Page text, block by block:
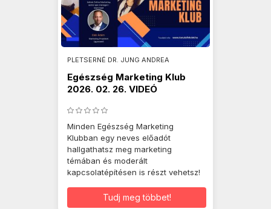
PLETSERNÉ DR. JUNG ANDREA
Egészség Marketing Klub
2026. 02. 26. VIDEÓ
Minden Egészség Marketing
Klubban egy neves előadót
hallgathatsz meg marketing
témában és moderált
kapcsolatépítésen is részt vehetsz!
Tudj meg többet!